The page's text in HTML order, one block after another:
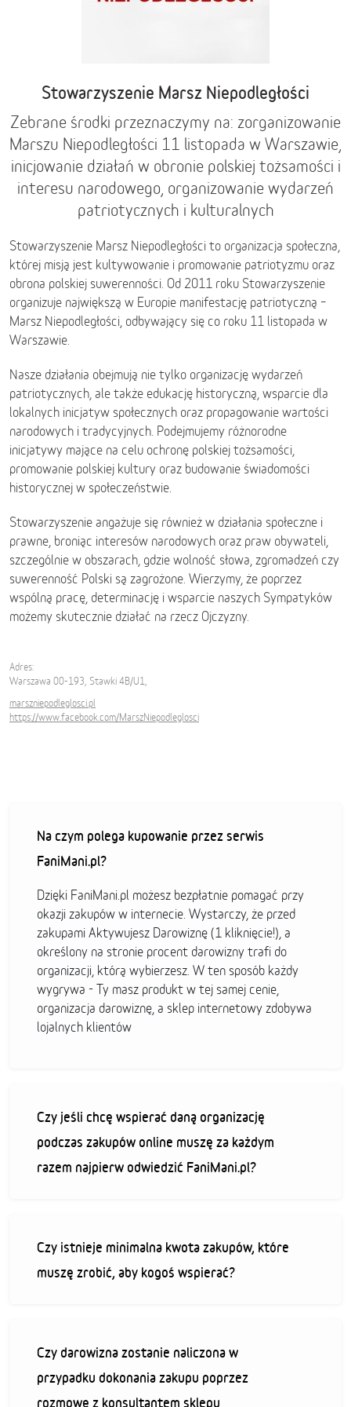
Stowarzyszenie Marsz Niepodległości
Zebrane środki przeznaczymy na: zorganizowanie
Marszu Niepodległości 11 listopada w Warszawie,
inicjowanie działań w obronie polskiej tożsamości i
interesu narodowego, organizowanie wydarzeń
patriotycznych i kulturalnych
Stowarzyszenie Marsz Niepodległości to organizacja społeczna,
której misją jest kultywowanie i promowanie patriotyzmu oraz
obrona polskiej suwerenności. Od 2011 roku Stowarzyszenie
organizuje największą w Europie manifestację patriotyczną –
Marsz Niepodległości, odbywający się co roku 11 listopada w
Warszawie.
Nasze działania obejmują nie tylko organizację wydarzeń
patriotycznych, ale także edukację historyczną, wsparcie dla
lokalnych inicjatyw społecznych oraz propagowanie wartości
narodowych i tradycyjnych. Podejmujemy różnorodne
inicjatywy mające na celu ochronę polskiej tożsamości,
promowanie polskiej kultury oraz budowanie świadomości
historycznej w społeczeństwie.
Stowarzyszenie angażuje się również w działania społeczne i
prawne, broniąc interesów narodowych oraz praw obywateli,
szczególnie w obszarach, gdzie wolność słowa, zgromadzeń czy
suwerenność Polski są zagrożone. Wierzymy, że poprzez
wspólną pracę, determinację i wsparcie naszych Sympatyków
możemy skutecznie działać na rzecz Ojczyzny.
Adres:
Warszawa 00-193, Stawki 4B/U1,
marszniepodleglosci.pl
https://www.facebook.com/MarszNiepodleglosci
Na czym polega kupowanie przez serwis
FaniMani.pl?
Dzięki FaniMani.pl możesz bezpłatnie pomagać przy
okazji zakupów w internecie. Wystarczy, że przed
zakupami Aktywujesz Darowiznę (1 kliknięcie!), a
określony na stronie procent darowizny trafi do
organizacji, którą wybierzesz. W ten sposób każdy
wygrywa - Ty masz produkt w tej samej cenie,
organizacja darowiznę, a sklep internetowy zdobywa
lojalnych klientów
Czy jeśli chcę wspierać daną organizację
podczas zakupów online muszę za każdym
razem najpierw odwiedzić FaniMani.pl?
Czy istnieje minimalna kwota zakupów, które
muszę zrobić, aby kogoś wspierać?
Czy darowizna zostanie naliczona w
przypadku dokonania zakupu poprzez
rozmowę z konsultantem sklepu